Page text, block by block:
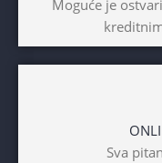
Moguće je
Sva